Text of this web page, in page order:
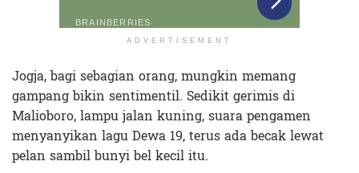
ADVERTISEMENT
Jogja, bagi sebagian orang, mungkin memang
gampang bikin sentimentil. Sedikit gerimis di
Malioboro, lampu jalan kuning, suara pengamen
menyanyikan lagu Dewa 19, terus ada becak lewat
pelan sambil bunyi bel kecil itu.